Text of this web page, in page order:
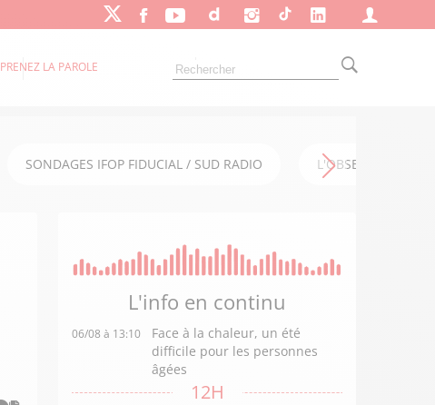
PRENEZ LA PAROLE
SONDAGES IFOP FIDUCIAL / SUD RADIO L'OBSERVATOIRE
L'info en continu
06/08 à 13:10
Face à la chaleur, un été
difficile pour les personnes
âgées
12H